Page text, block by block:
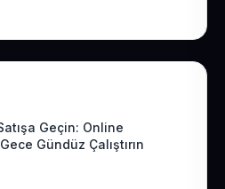
Geçin: Online
Gündüz Çalıştırın